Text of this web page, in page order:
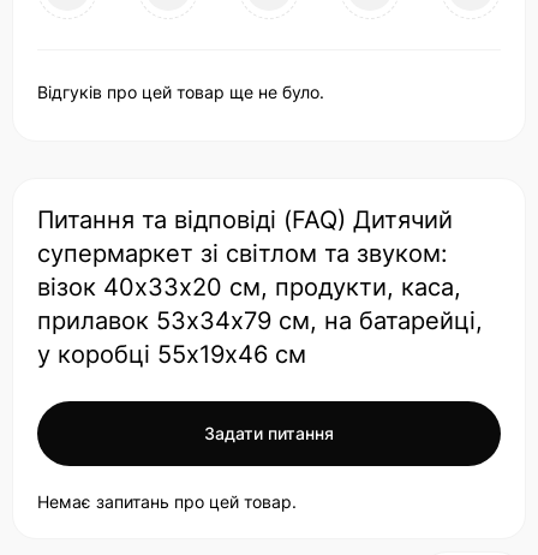
Відгуків про цей товар ще не було.
Питання та відповіді (FAQ) Дитячий
супермаркет зі світлом та звуком:
візок 40х33х20 см, продукти, каса,
прилавок 53х34х79 см, на батарейці,
у коробці 55х19х46 см
Задати питання
Немає запитань про цей товар.